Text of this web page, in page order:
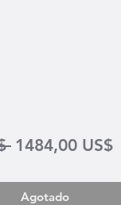
Precio
1484,00 US$
Agotado